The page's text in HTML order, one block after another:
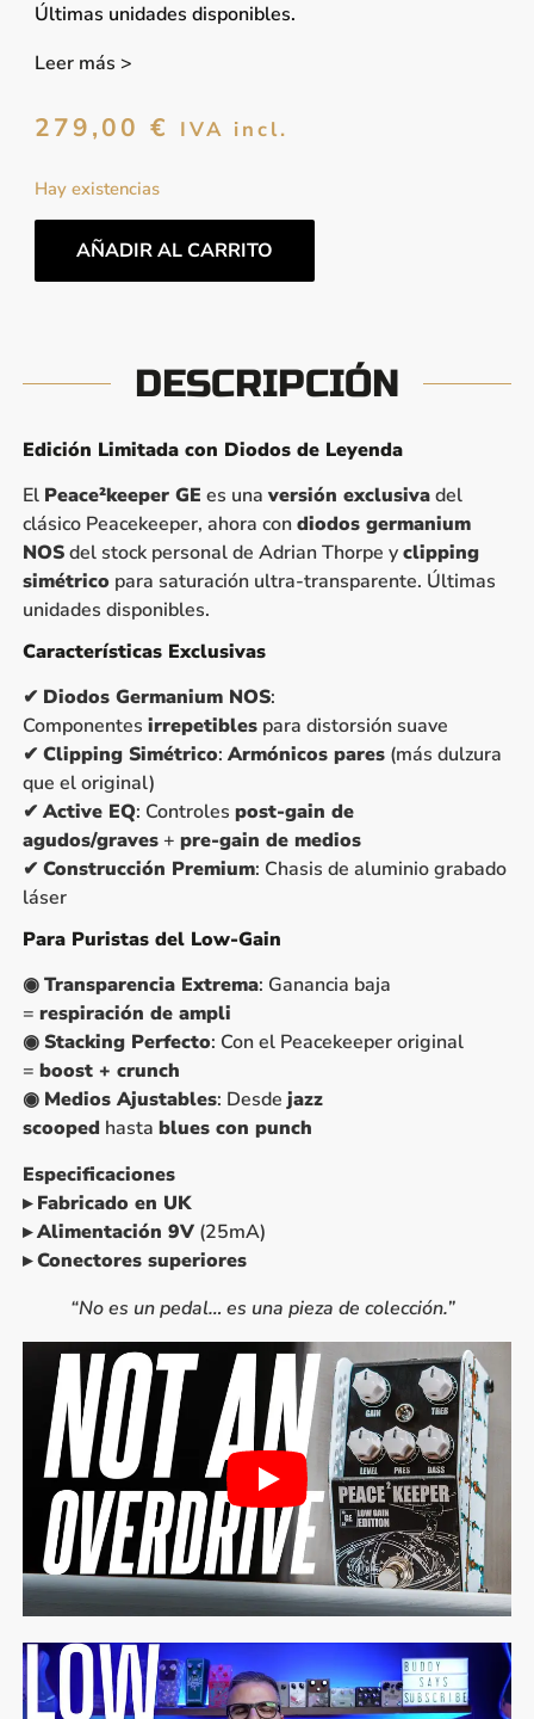
Últimas unidades disponibles.
Leer más >
279,00 € IVA incl.
Hay existencias
AÑADIR AL CARRITO
DESCRIPCIÓN
Edición Limitada con Diodos de Leyenda
El Peace²keeper GE es una versión exclusivadel
clásico Peacekeeper, ahora condiodos germanium
NOSdel stock personal de Adrian Thorpe yclipping
simétrico para saturación ultra-transparente. Últimas
unidades disponibles.
Características Exclusivas
✔ Diodos Germanium NOS:
Componentes irrepetiblespara distorsión suave
✔ Clipping Simétrico:Armónicos pares(más dulzura
que el original)
✔Active EQ: Controles post-gain de
agudos/graves+ pre-gain de medios
✔ Construcción Premium: Chasis de aluminio grabado
láser
Para Puristas del Low-Gain
◉Transparencia Extrema: Ganancia baja
= respiración de ampli
◉Stacking Perfecto: Con el Peacekeeper original
= boost + crunch
◉ Medios Ajustables: Desdejazz
scooped hasta blues con punch
Especificaciones
▸Fabricado en UK
▸Alimentación 9V(25mA)
▸Conectores superiores
“No es un pedal… es una pieza de colección.”